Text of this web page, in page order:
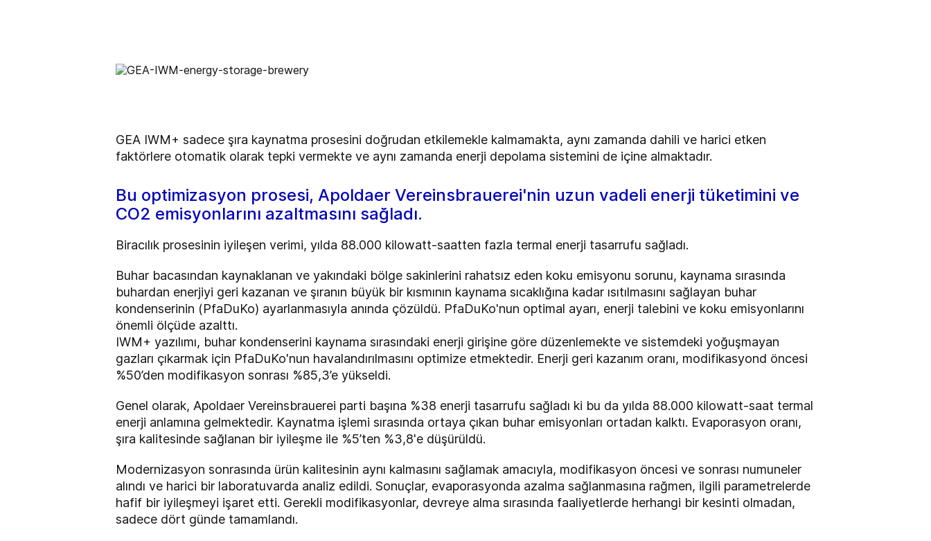
GEA IWM+ sadece şıra kaynatma prosesini doğrudan etkilemekle kalmamakta, aynı zamanda dahili ve harici etken
faktörlere otomatik olarak tepki vermekte ve aynı zamanda enerji depolama sistemini de içine almaktadır.
Bu optimizasyon prosesi, Apoldaer Vereinsbrauerei'nin uzun vadeli enerji tüketimini ve
CO2 emisyonlarını azaltmasını sağladı.
Biracılık prosesinin iyileşen verimi, yılda 88.000 kilowatt-saatten fazla termal enerji tasarrufu sağladı.
Buhar bacasından kaynaklanan ve yakındaki bölge sakinlerini rahatsız eden koku emisyonu sorunu, kaynama sırasında
buhardan enerjiyi geri kazanan ve şıranın büyük bir kısmının kaynama sıcaklığına kadar ısıtılmasını sağlayan buhar
kondenserinin (PfaDuKo) ayarlanmasıyla anında çözüldü. PfaDuKo'nun optimal ayarı, enerji talebini ve koku emisyonlarını
önemli ölçüde azalttı.
IWM+ yazılımı, buhar kondenserini kaynama sırasındaki enerji girişine göre düzenlemekte ve sistemdeki yoğuşmayan
gazları çıkarmak için PfaDuKo'nun havalandırılmasını optimize etmektedir. Enerji geri kazanım oranı, modifikasyond öncesi
%50’den modifikasyon sonrası %85,3’e yükseldi.
Genel olarak, Apoldaer Vereinsbrauerei parti başına %38 enerji tasarrufu sağladı ki bu da yılda 88.000 kilowatt-saat termal
enerji anlamına gelmektedir. Kaynatma işlemi sırasında ortaya çıkan buhar emisyonları ortadan kalktı. Evaporasyon oranı,
şıra kalitesinde sağlanan bir iyileşme ile %5’ten %3,8'e düşürüldü.
Modernizasyon sonrasında ürün kalitesinin aynı kalmasını sağlamak amacıyla, modifikasyon öncesi ve sonrası numuneler
alındı ve harici bir laboratuvarda analiz edildi. Sonuçlar, evaporasyonda azalma sağlanmasına rağmen, ilgili parametrelerde
hafif bir iyileşmeyi işaret etti. Gerekli modifikasyonlar, devreye alma sırasında faaliyetlerde herhangi bir kesinti olmadan,
sadece dört günde tamamlandı.